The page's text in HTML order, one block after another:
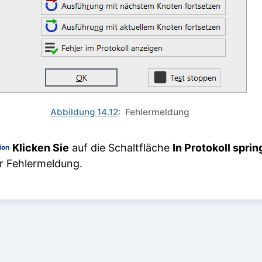
Abbildung 14.12: Fehlermeldung
Klicken Sie auf die Schaltfläche In Protokoll
Fehlermeldung.